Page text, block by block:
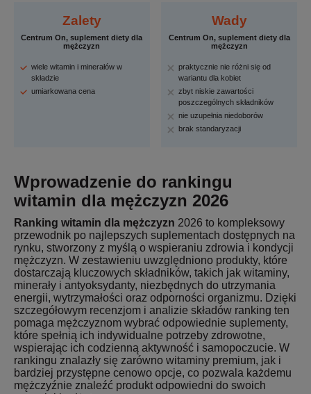
Zalety
Centrum On, suplement diety dla
mężczyzn
wiele witamin i minerałów w
składzie
umiarkowana cena
Wady
Centrum On, suplement diety dla
mężczyzn
praktycznie nie różni się od
wariantu dla kobiet
zbyt niskie zawartości
poszczególnych składników
nie uzupełnia niedoborów
brak standaryzacji
Wprowadzenie do rankingu
witamin dla mężczyzn 2026
Ranking witamin dla mężczyzn 2026 to kompleksowy
przewodnik po najlepszych suplementach dostępnych na
rynku, stworzony z myślą o wspieraniu zdrowia i kondycji
mężczyzn. W zestawieniu uwzględniono produkty, które
dostarczają kluczowych składników, takich jak witaminy,
minerały i antyoksydanty, niezbędnych do utrzymania
energii, wytrzymałości oraz odporności organizmu. Dzięki
szczegółowym recenzjom i analizie składów ranking ten
pomaga mężczyznom wybrać odpowiednie suplementy,
które spełnią ich indywidualne potrzeby zdrowotne,
wspierając ich codzienną aktywność i samopoczucie. W
rankingu znalazły się zarówno witaminy premium, jak i
bardziej przystępne cenowo opcje, co pozwala każdemu
mężczyźnie znaleźć produkt odpowiedni do swoich